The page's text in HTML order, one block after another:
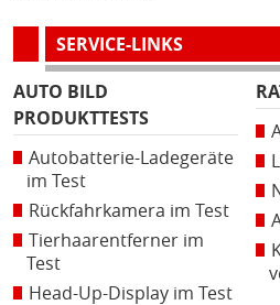
SERVICE-LINKS
AUTO BILD
PRODUKTTESTS
Autobatterie-Ladegeräte
im Test
Rückfahrkamera im Test
Tierhaarentferner im
Test
Head-Up-Display im Test